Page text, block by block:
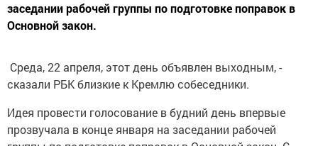
заседании рабочей группы по подготовке поправок в
Основной закон.
Среда, 22 апреля, этот день объявлен выходным, -
сказали РБК близкие к Кремлю собеседники.
Идея провести голосование в будний день впервые
прозвучала в конце января на заседании рабочей